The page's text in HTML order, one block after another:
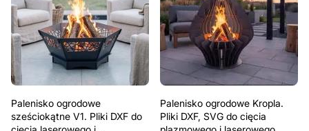
Palenisko ogrodowe
sześciokątne V1. Pliki DXF do
Palenisko ogrodowe Kropla.
Pliki DXF, SVG do cięcia